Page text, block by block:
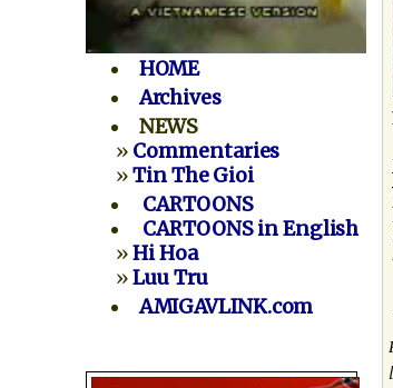
HOME
Archives
NEWS
» Commentaries
»Tin The Gioi
CARTOONS
CARTOONS in English
»Hi Hoa
»Luu Tru
AMIGAVLINK.com